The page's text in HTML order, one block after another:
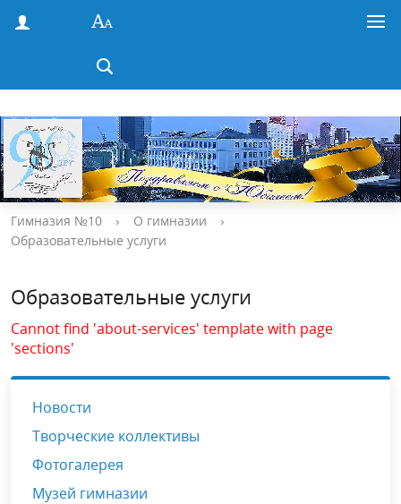
Гимназия №10 › О гимназии
›
Образовательные услуги
Образовательные услуги
Cannot find 'about-services' template with page
'sections'
Новости
Творческие коллективы
Фотогалерея
Музей гимназии